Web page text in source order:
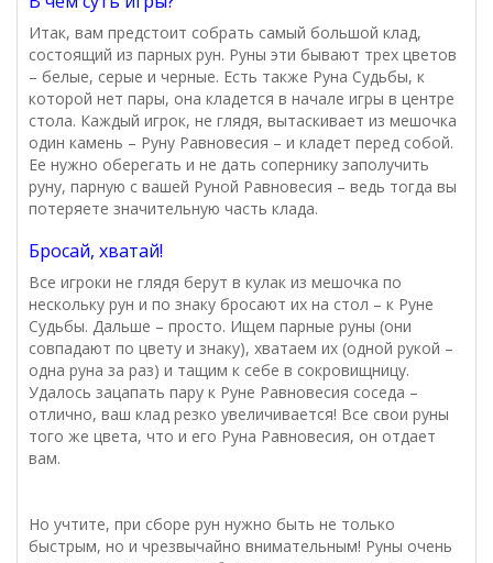
Итак, вам предстоит собрать самый большой клад,
состоящий из парных рун. Руны эти бывают трех цветов
– белые, серые и черные. Есть также Руна Судьбы, к
которой нет пары, она кладется в начале игры в центре
стола. Каждый игрок, не глядя, вытаскивает из мешочка
один камень – Руну Равновесия – и кладет перед собой.
Ее нужно оберегать и не дать сопернику заполучить
руну, парную с вашей Руной Равновесия – ведь тогда вы
потеряете значительную часть клада.
Бросай, хватай!
Все игроки не глядя берут в кулак из мешочка по
нескольку рун и по знаку бросают их на стол – к Руне
Судьбы. Дальше – просто. Ищем парные руны (они
совпадают по цвету и знаку), хватаем их (одной рукой –
одна руна за раз) и тащим к себе в сокровищницу.
Удалось зацапать пару к Руне Равновесия соседа –
отлично, ваш клад резко увеличивается! Все свои руны
того же цвета, что и его Руна Равновесия, он отдает
вам.
Но учтите, при сборе рун нужно быть не только
быстрым, но и чрезвычайно внимательным! Руны очень